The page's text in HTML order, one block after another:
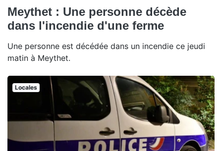
Meythet : Une personne décède
dans l'incendie d'une ferme
Une personne est décédée dans un incendie ce jeudi
matin à Meythet.
Locales